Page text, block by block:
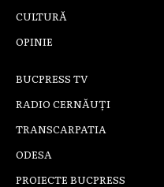
CULTURĂ
OPINIE
BUCPRESS TV
RADIO CERNĂUȚI
TRANSCARPATIA
ODESA
PROIECTE BUCPRESS